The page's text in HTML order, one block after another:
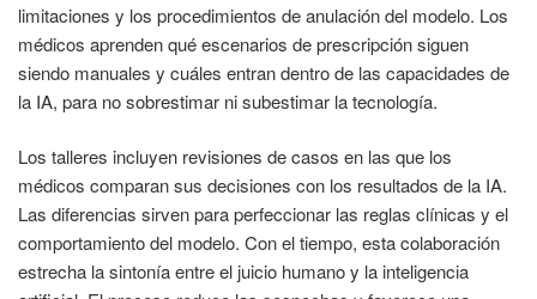
limitaciones y los procedimientos de anulación del modelo. Los
médicos aprenden qué escenarios de prescripción siguen
siendo manuales y cuáles entran dentro de las capacidades de
la IA, para no sobrestimar ni subestimar la tecnología.
Los talleres incluyen revisiones de casos en las que los
médicos comparan sus decisiones con los resultados de la IA.
Las diferencias sirven para perfeccionar las reglas clínicas y el
comportamiento del modelo. Con el tiempo, esta colaboración
estrecha la sintonía entre el juicio humano y la inteligencia